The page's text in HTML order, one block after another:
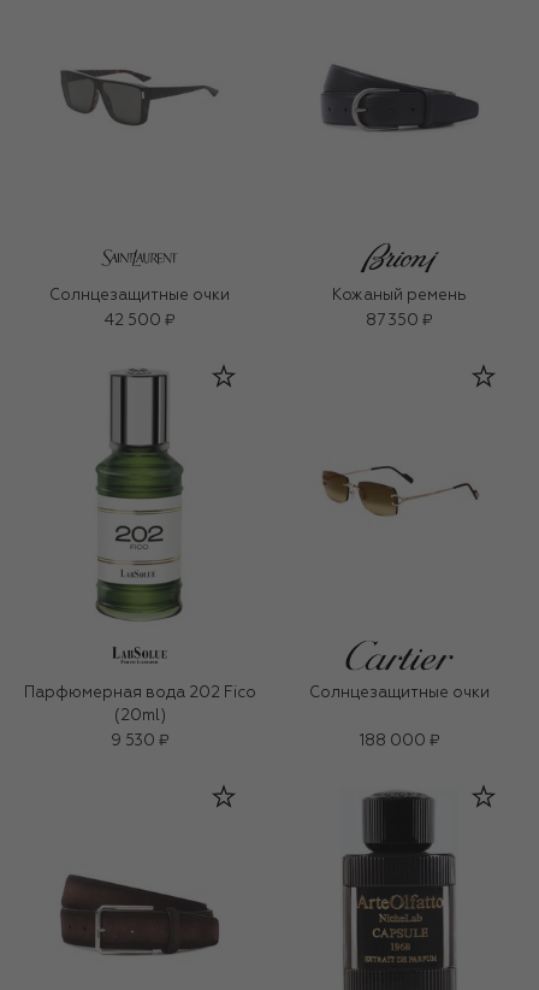
Солнцезащитные очки
42 500 ₽
Кожаный ремень
87 350 ₽
Парфюмерная вода 202 Fico
(20ml)
9 530 ₽
Солнцезащитные очки
188 000 ₽